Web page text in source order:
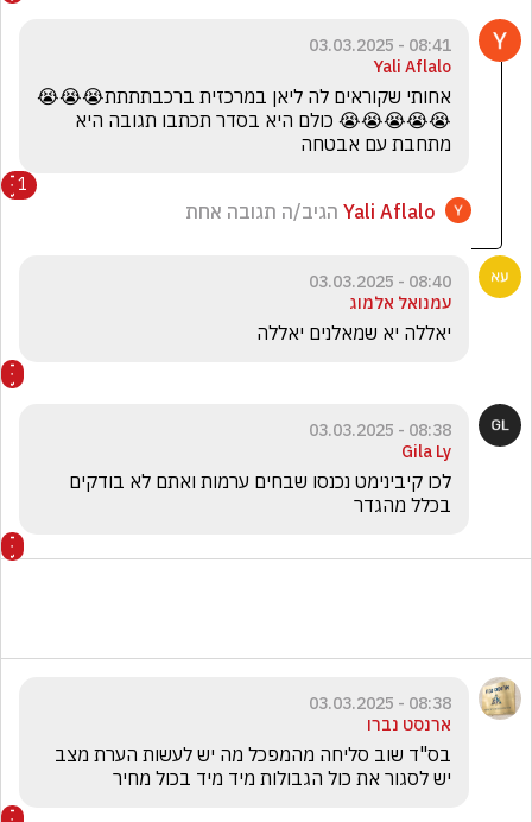
08:41 - 03.03.2025
Yali Aflalo
אחותי שקוראים לה ליאן במרכזית ברכבתתתת😭😭😭
מתחבת עם אבטחה
1
Yali Aflalo הגיב/ה תגובה אחת
08:40 - 03.03.2025
עמנואל אלמוג
יאללה יא שמאלנים יאללה
08:38 - 03.03.2025
Gila Ly
בכלל מהגדר
08:38 - 03.03.2025
ארנסט נברו
יש לסגור את כול הגבולות מיד מיד בכול מחיר